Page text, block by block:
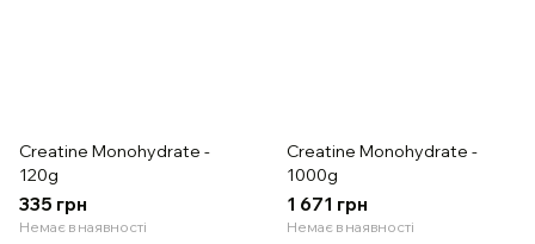
Creatine Monohydrate -
120g
335 грн
Немає в наявності
Creatine Monohydrate -
1000g
1 671 грн
Немає в наявності